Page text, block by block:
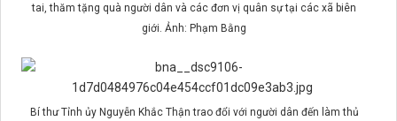
tai, thăm tặng quà người dân và các đơn vị quân sự tại các xã biên
giới. Ảnh: Phạm Bằng
Bí thư Tỉnh ủy Nguyễn Khắc Thận trao đổi với người dân đến làm thủ